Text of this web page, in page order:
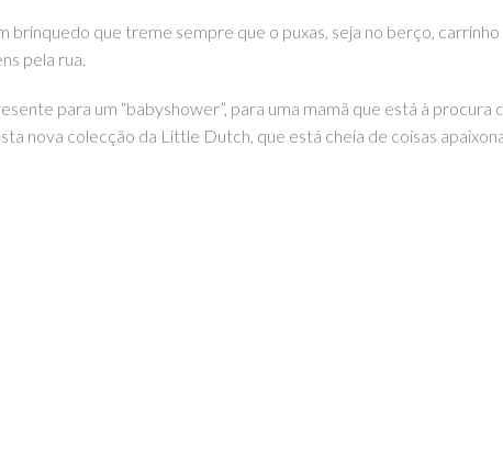
brinquedo que treme sempre que o puxas, seja no berço,
pela rua.
para um “babyshower”, para uma mamã que está à
nova colecção da Little Dutch, que está cheia de coisas